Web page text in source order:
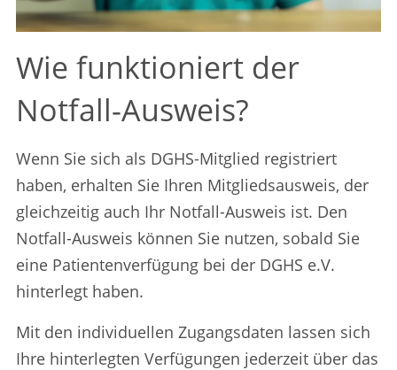
Wie funktioniert der
Notfall-Ausweis?
Wenn Sie sich als DGHS-Mitglied registriert
haben, erhalten Sie Ihren Mitgliedsausweis, der
gleichzeitig auch Ihr Notfall-Ausweis ist. Den
Notfall-Ausweis können Sie nutzen, sobald Sie
eine Patientenverfügung bei der DGHS e.V.
hinterlegt haben.
Mit den individuellen Zugangsdaten lassen sich
Ihre hinterlegten Verfügungen jederzeit über das